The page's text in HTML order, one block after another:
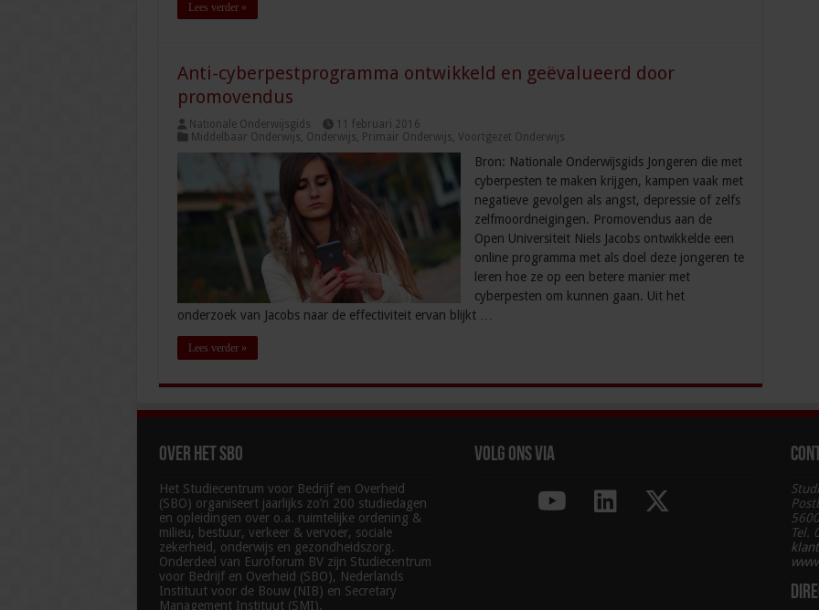
Lees verder »
Anti-cyberpestprogramma ontwikkeld en geëvalueerd door
promovendus
Nationale Onderwijsgids
11 februari 2016
Middelbaar Onderwijs, Onderwijs, Primair Onderwijs, Voortgezet Onderwijs
Bron: Nationale Onderwijsgids Jongeren die met
cyberpesten te maken krijgen, kampen vaak met
negatieve gevolgen als angst, depressie of zelfs
zelfmoordneigingen. Promovendus aan de
Open Universiteit Niels Jacobs ontwikkelde een
online programma met als doel deze jongeren te
leren hoe ze op een betere manier met
cyberpesten om kunnen gaan. Uit het
onderzoek van Jacobs naar de effectiviteit ervan blijkt …
Lees verder »
Over het SBO
Het Studiecentrum voor Bedrijf en Overheid
(SBO) organiseert jaarlijks zo’n 200 studiedagen
en opleidingen over o.a. ruimtelijke ordening &
milieu, bestuur, verkeer & vervoer, sociale
zekerheid, onderwijs en gezondheidszorg.
Onderdeel van Euroforum BV zijn Studiecentrum
voor Bedrijf en Overheid (SBO), Nederlands
Instituut voor de Bouw (NIB) en Secretary
Management Instituut (SMI).
Volg ons via
Tel.